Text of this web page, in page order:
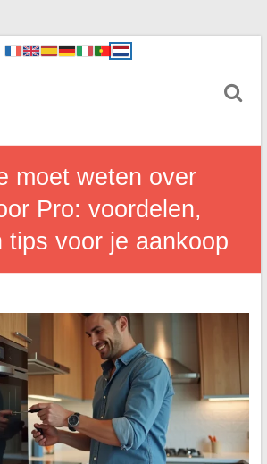
moet weten over
Pro: voordelen,
tips voor je aankoop